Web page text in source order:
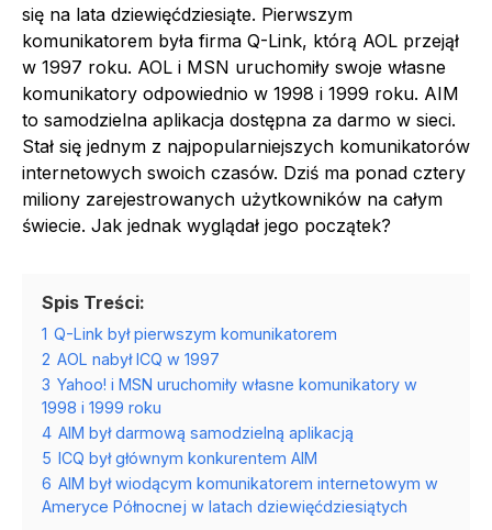
się na lata dziewięćdziesiąte. Pierwszym
komunikatorem była firma Q-Link, którą AOL przejął
w 1997 roku. AOL i MSN uruchomiły swoje własne
komunikatory odpowiednio w 1998 i 1999 roku. AIM
to samodzielna aplikacja dostępna za darmo w sieci.
Stał się jednym z najpopularniejszych komunikatorów
internetowych swoich czasów. Dziś ma ponad cztery
miliony zarejestrowanych użytkowników na całym
świecie. Jak jednak wyglądał jego początek?
Spis Treści:
1 Q-Link był pierwszym komunikatorem
2 AOL nabył ICQ w 1997
3 Yahoo! i MSN uruchomiły własne komunikatory w
1998 i 1999 roku
4 AIM był darmową samodzielną aplikacją
5 ICQ był głównym konkurentem AIM
6 AIM był wiodącym komunikatorem internetowym w
Ameryce Północnej w latach dziewięćdziesiątych